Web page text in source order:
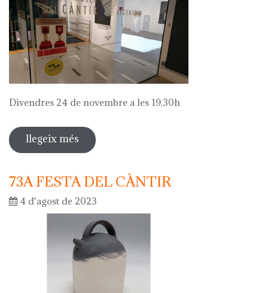
Divendres 24 de novembre a les 19,30h
llegeix més sobre visita comentada a l'exposició
de julio césar ortega
73A FESTA DEL CÀNTIR
4 d'agost de 2023